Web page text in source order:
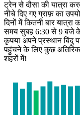
ट्रेन से दौसा की यात्रा
नीचे दिए गए ग्राफ़ का
दिनों में कितनी बार
समय सुबह 6:30 से 9 बजे के
कृपया अपने प्रस्थान बिंदु
पहुंचने के लिए कुछ
शहरों में!